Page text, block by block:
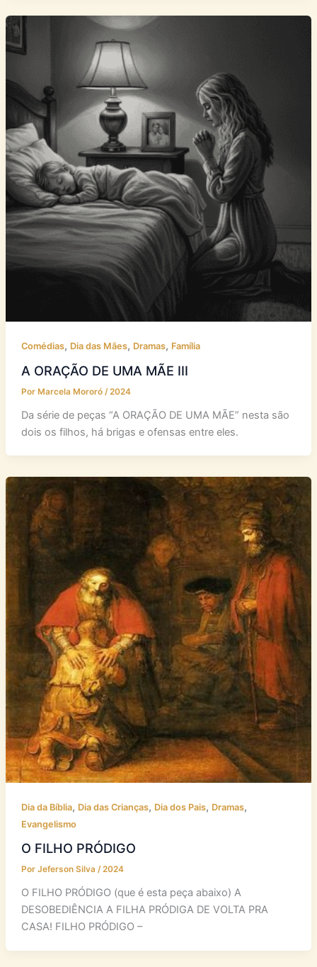
Comédias, Dia das Mães, Dramas, Família
A ORAÇÃO DE UMA MÃE III
Por Marcela Mororó /2024
Da série de peças “A ORAÇÃO DE UMA MÃE” nesta são
dois os filhos, há brigas e ofensas entre eles.
Dia da Bíblia, Dia das Crianças, Dia dos Pais, Dramas,
Evangelismo
O FILHO PRÓDIGO
Por Jeferson Silva /2024
O FILHO PRÓDIGO (que é esta peça abaixo) A
DESOBEDIÊNCIA A FILHA PRÓDIGA DE VOLTA PRA
CASA! FILHO PRÓDIGO –